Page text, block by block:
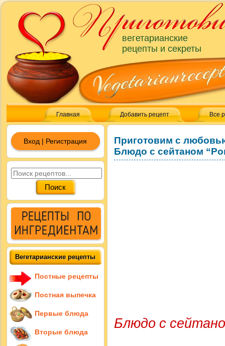
вегетарианские
рецепты и секреты
Главная Добавить рецепт Все
Приготовим с
Блюдо с сейтаном
Блюдо с
Вход | Регистрация
Вегетарианские рецепты
Постные рецепты
Постная выпечка
Первые блюда
Вторые блюда